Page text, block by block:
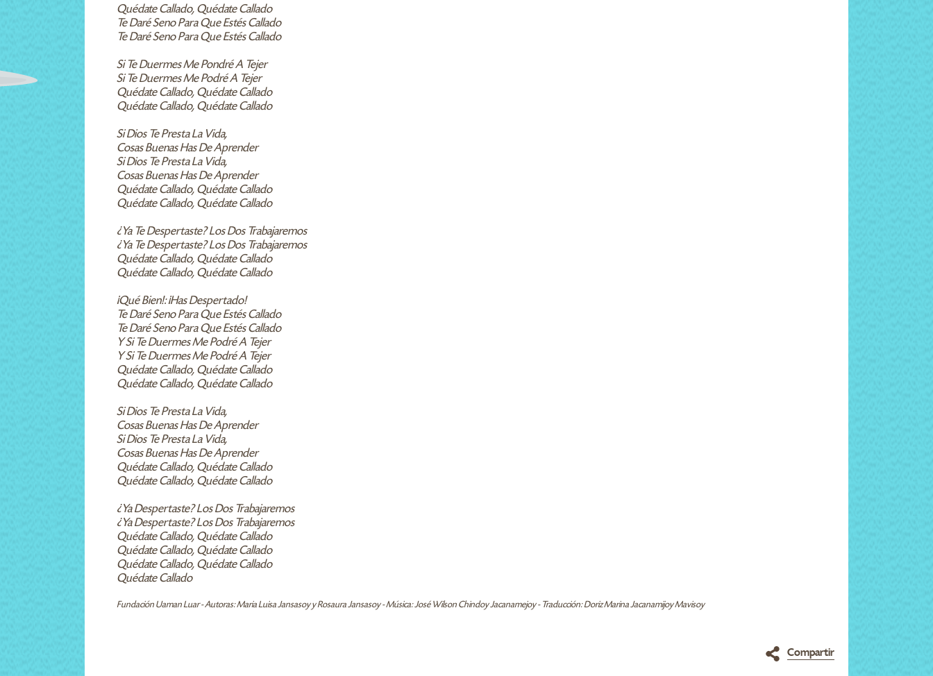
Quédate Callado, Quédate Callado
Te Daré Seno Para Que Estés Callado
Te Daré Seno Para Que Estés Callado
Si Te Duermes Me Pondré A Tejer
Si Te Duermes Me Podré A Tejer
Quédate Callado, Quédate Callado
Quédate Callado, Quédate Callado
Si Dios Te Presta La Vida,
Cosas Buenas Has De Aprender
Si Dios Te Presta La Vida,
Cosas Buenas Has De Aprender
Quédate Callado, Quédate Callado
Quédate Callado, Quédate Callado
¿Ya Te Despertaste? Los Dos Trabajaremos
¿Ya Te Despertaste? Los Dos Trabajaremos
Quédate Callado, Quédate Callado
Quédate Callado, Quédate Callado
¡Qué Bien!: ¡Has Despertado!
Te Daré Seno Para Que Estés Callado
Te Daré Seno Para Que Estés Callado
Y Si Te Duermes Me Podré A Tejer
Y Si Te Duermes Me Podré A Tejer
Quédate Callado, Quédate Callado
Quédate Callado, Quédate Callado
Si Dios Te Presta La Vida,
Cosas Buenas Has De Aprender
Si Dios Te Presta La Vida,
Cosas Buenas Has De Aprender
Quédate Callado, Quédate Callado
Quédate Callado, Quédate Callado
¿Ya Despertaste? Los Dos Trabajaremos
¿Ya Despertaste? Los Dos Trabajaremos
Quédate Callado, Quédate Callado
Quédate Callado, Quédate Callado
Quédate Callado, Quédate Callado
Quédate Callado
Fundación Uaman Luar - Autoras: Maria Luisa Jansasoy y Rosaura Jansasoy - Música: José Wilson Chindoy Jacanamejoy - Traducción: Doriz Marina Jacanamijoy Mavisoy
Compartir